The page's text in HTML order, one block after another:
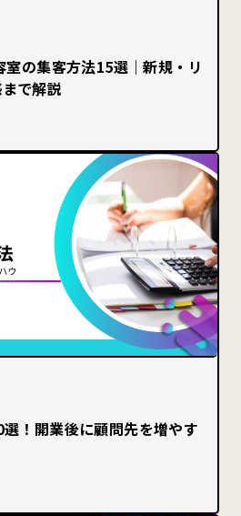
室の集客方法15選｜新規・リ
で解説
！開業後に顧問先を増やす